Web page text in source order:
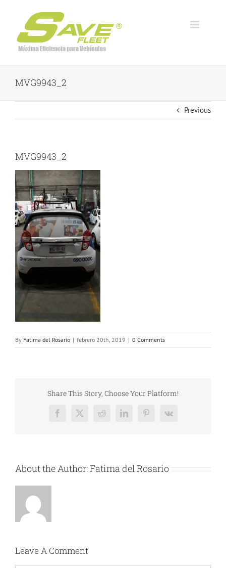
content
MVG9943_2
Previous
MVG9943_2
By Fatima del Rosario | febrero 20th, 2019 | 0 Comments
Share This Story, Choose Your Platform!
Facebook
X RedditLinkedInPinterest
Vk
About the Author:Fatima del Rosario
Leave A Comment